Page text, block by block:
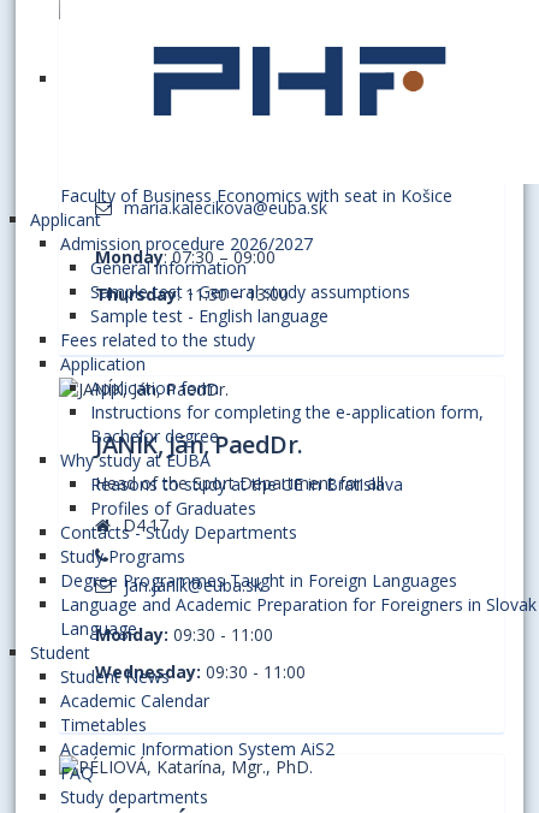
Faculty of Business Economics with seat in Košice
Applicant
Admission procedure 2026/2027
General information
Sample test - General study assumptions
Sample test - English language
Fees related to the study
Application
Application form
Instructions for completing the e-application form,
Bachelor degree
Why study at EUBA
Reasons to study at the UE in Bratislava
Profiles of Graduates
Contacts - Study Departments
Study Programs
Degree Programmes Taught in Foreign Languages
Language and Academic Preparation for Foreigners in Slovak
Language
Student
Student News
Academic Calendar
Timetables
Academic Information System AiS2
FAQ
Study departments
KALEČÍKOVÁ, Mária, PaedDr.
maria.kalecikova@euba.sk
Monday: 07:30 – 09:00
Thursday: 11:30 – 13:00
JANÍK, Ján, PaedDr.
Head of the Sport Department for all
D4.17
jan.janik@euba.sk
Monday: 09:30 - 11:00
Wednesday:09:30 - 11:00